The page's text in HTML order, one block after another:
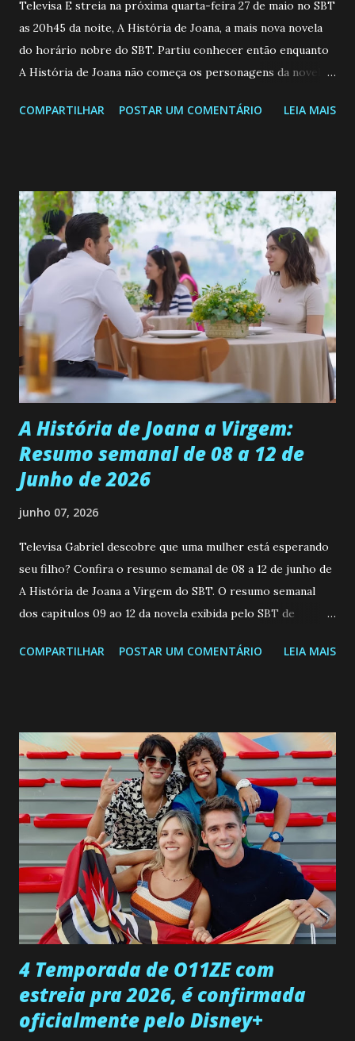
Televisa E streia na próxima quarta-feira 27 de maio no SBT
as 20h45 da noite, A História de Joana, a mais nova novela
do horário nobre do SBT. Partiu conhecer então enquanto
A História de Joana não começa os personagens da novela?
de 25/05/26 a 31/05/26 JOANA GUADALUPE (Camila
permanecer virgem até encontrar o homem que realmente
ama, o que não é fácil, já que dedica todas as suas energias a
se aprimorar, trabalhando, estudando e se orgulhando de
ser a primeira mulher da família a ingressar na
universidade. Ela tem uma personalidade muito alegre, é
muito madura para a idade, determinada, criativa e
empática. Detesta injustiças e é uma ótima amiga. Pode ser
teimosa e muito persistente quando decide fazer algo.
Durante um exame ginecológico, ela é inseminada por eng...
COMPARTILHAR POSTAR UM COMENTÁRIO LEIA MAIS
A História de Joana a Virgem:
Resumo semanal de 08 a 12 de
Junho de 2026
junho 07, 2026
Televisa Gabriel descobre que uma mulher está esperando
seu filho? Confira o resumo semanal de 08 a 12 de junho de
A História de Joana a Virgem do SBT. O resumo semanal
dos capitulos 09 ao 12 da novela exibida pelo SBT de
a Programação Semanal do SBT de 08/06/26 a 14/06/26
confessa a Gabriel que ele demonstrou ser o tipo de
pessoa que ela tanto desejou durante toda a vida. Camila
entra no quarto de Gabriel e imagina como seria o
encontro deles, quando conseguir seduzi-lo. Manuel avisa a
Paula sobre a suposta infidelidade de Gabriel com Joana.
Rogerio consegue se livrar de todas as suspeitas pelo
desaparecimento de Francisco, apontando que ele poderia
ter sido vítima da fúria de Gabriel. Artur informa a Gabriel
que a clínica inseminou por engano outra paciente, que está
...
COMPARTILHAR POSTAR UM COMENTÁRIO LEIA MAIS
4 Temporada de O11ZE com
estreia pra 2026, é confirmada
oficialmente pelo Disney+